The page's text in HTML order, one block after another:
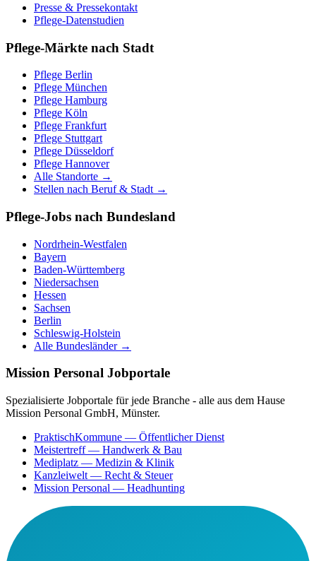
Presse & Pressekontakt
Pflege-Datenstudien
Pflege-Märkte nach Stadt
Pflege Berlin
Pflege München
Pflege Hamburg
Pflege Köln
Pflege Frankfurt
Pflege Stuttgart
Pflege Düsseldorf
Pflege Hannover
Alle Standorte →
Stellen nach Beruf & Stadt →
Pflege-Jobs nach Bundesland
Nordrhein-Westfalen
Bayern
Baden-Württemberg
Niedersachsen
Hessen
Sachsen
Berlin
Schleswig-Holstein
Alle Bundesländer →
Mission Personal Jobportale
Spezialisierte Jobportale für jede Branche - alle aus dem Hause
Mission Personal GmbH, Münster.
PraktischKommune — Öffentlicher Dienst
Meistertreff— Handwerk & Bau
Mediplatz — Medizin & Klinik
Kanzleiwelt — Recht & Steuer
Mission Personal — Headhunting